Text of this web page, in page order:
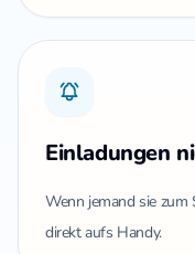
Einladungen
Wenn jemand sie zum
direkt aufs Handy.